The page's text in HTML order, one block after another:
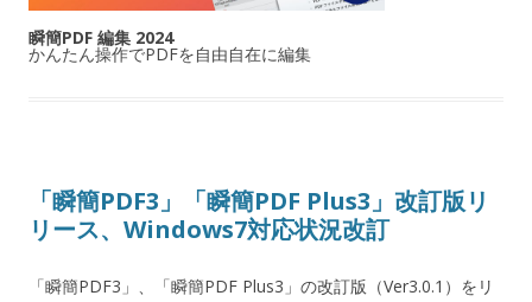
瞬簡PDF 編集 2024
かんたん操作でPDFを自由自在に編集
「瞬簡PDF3」「瞬簡PDF Plus3」改訂版リ
リース、Windows7対応状況改訂
「瞬簡PDF3」、「瞬簡PDF Plus3」の改訂版（Ver3.0.1）をリ